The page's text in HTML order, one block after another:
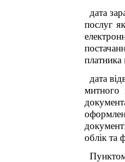
дата
послуг
платника
дата
митного
облік та